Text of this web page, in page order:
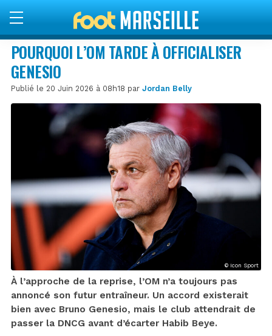
POURQUOI L’OM TARDE À OFFICIALISER
GENESIO
Publié le 20 Juin 2026 à 08h18 par Jordan Belly
© Icon Sport
À l’approche de la reprise, l’OM n’a toujours pas
annoncé son futur entraîneur. Un accord existerait
bien avec Bruno Genesio, mais le club attendrait de
passer la DNCG avant d’écarter Habib Beye.